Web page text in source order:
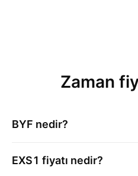
Zaman
BYF nedir?
EXS1 fiyatı nedir?